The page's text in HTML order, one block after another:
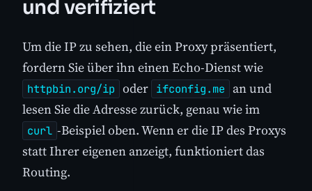
und verifiziert
Um die IP zu sehen, die ein Proxy präsentiert,
fordern Sie über ihn einen Echo-Dienst wie
httpbin.org/ip oder ifconfig.me
an und
lesen Sie die Adresse zurück, genau wie im
curl -Beispiel oben. Wenn er die IP des Proxys
statt Ihrer eigenen anzeigt, funktioniert das
Routing.